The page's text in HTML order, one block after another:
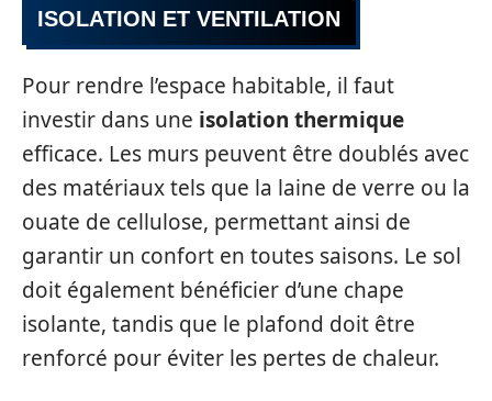
ISOLATION ET VENTILATION
Pour rendre l’espace habitable, il faut
investir dans une isolation thermique
efficace. Les murs peuvent être doublés avec
des matériaux tels que la laine de verre ou la
ouate de cellulose, permettant ainsi de
garantir un confort en toutes saisons. Le sol
doit également bénéficier d’une chape
isolante, tandis que le plafond doit être
renforcé pour éviter les pertes de chaleur.